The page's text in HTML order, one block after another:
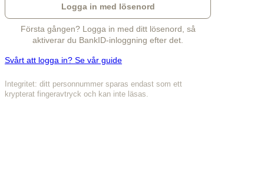
Logga in med lösenord
Första gången? Logga in med ditt lösenord, så
aktiverar du BankID-inloggning efter det.
Svårt att logga in? Se vår guide
Integritet: ditt personnummer sparas endast som ett
krypterat fingeravtryck och kan inte läsas.